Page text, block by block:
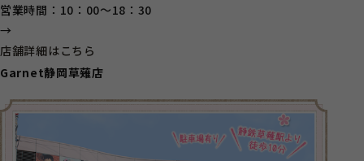
営業時間：10：00～18：30
→
店舗詳細はこちら
Garnet静岡草薙店